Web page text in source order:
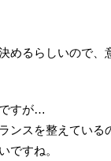
めるらしいので、
すが…
ンスを整えている
ですね。